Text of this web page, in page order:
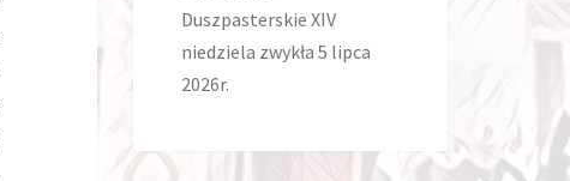
Duszpasterskie XIV
niedziela zwykła 5 lipca
2026r.